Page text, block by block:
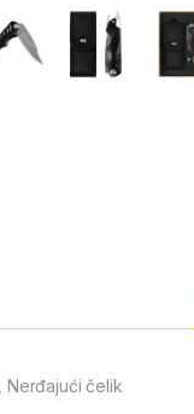
Nerđajući čelik